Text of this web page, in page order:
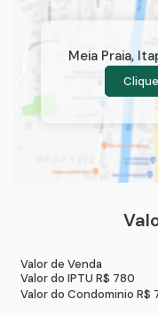
Meia Praia,
Valor de Venda
Valor do IPTU R$ 780
Valor do Condominio R$